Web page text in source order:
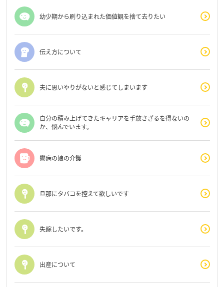
幼少期から刷り込まれた価値観を捨て去りたい
伝え方について
夫に思いやりがないと感じてしまいます
自分の積み上げてきたキャリアを手放さざるを得ないの
か、悩んでいます。
鬱病の娘の介護
旦那にタバコを控えて欲しいです
失踪したいです。
出産について